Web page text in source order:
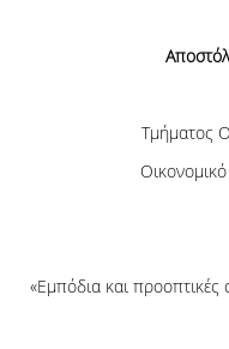
Τμήματος
«Εμπόδια και προοπτικές